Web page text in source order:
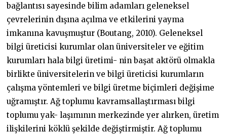
bağlantısı sayesinde bilim adamları geleneksel
çevrelerinin dışına açılma ve etkilerini yayma
imkanına kavuşmuştur (Boutang, 2010). Geleneksel
bilgi üreticisi kurumlar olan üniversiteler ve eğitim
kurumları hala bilgi üretimi- nin başat aktörü olmakla
birlikte üniversitelerin ve bilgi üreticisi kurumların
çalışma yöntemleri ve bilgi üretme biçimleri değişime
uğramıştır. Ağ toplumu kavramsallaştırması bilgi
toplumu yak- laşımının merkezinde yer alırken, üretim
ilişkilerini köklü şekilde değiştirmiştir. Ağ toplumu